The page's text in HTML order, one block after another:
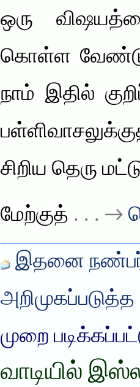
ஒரு
கொள்ள
நாம் இதில்
சிறிய தெரு
மேற்குத் . . . →
இதனை
அறிமுகப்படுத்த
முறை
வாடியில்